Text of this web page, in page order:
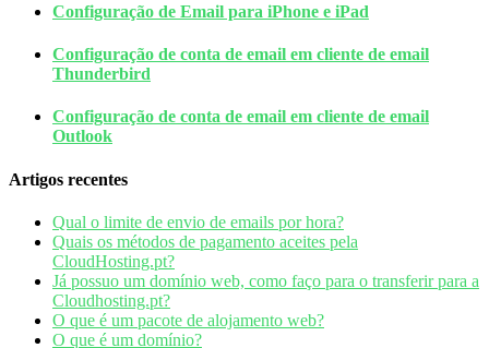
Configuração de Email para iPhone e iPad
Configuração de conta de email em cliente de email
Thunderbird
Configuração de conta de email em cliente de email
Outlook
Artigos recentes
Qual o limite de envio de emails por hora?
Quais os métodos de pagamento aceites pela
CloudHosting.pt?
Já possuo um domínio web, como faço para o transferir para a
Cloudhosting.pt?
O que é um pacote de alojamento web?
O que é um domínio?